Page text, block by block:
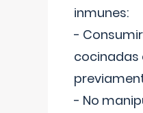
inmunes:
-
cocinadas
- No